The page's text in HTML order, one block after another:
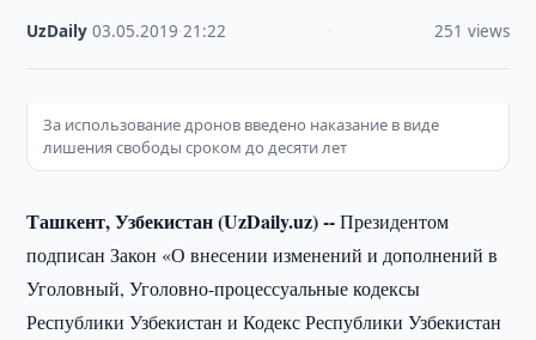
UzDaily ·03.05.2019 ·21:22 251 views
За использование дронов введено наказание в виде
лишения свободы сроком до десяти лет
Ташкент, Узбекистан (UzDaily.uz) --Президентом
подписан Закон «О внесении изменений и дополнений в
Уголовный, Уголовно-процессуальные кодексы
Республики Узбекистан и Кодекс Республики Узбекистан